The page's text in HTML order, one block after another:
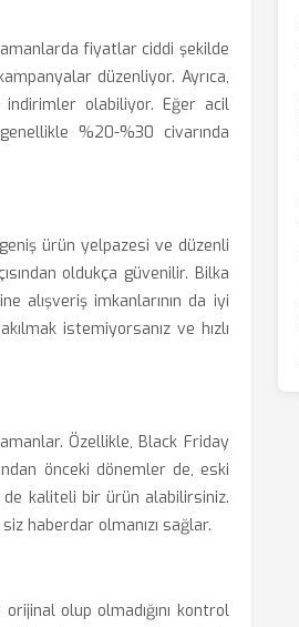
fiyatlar ciddi şekilde
düzenliyor. Ayrıca,
indirimler olabiliyor. Eğer acil
%20-%30 civarında
geniş ürün yelpazesi ve düzenli
oldukça güvenilir. Bilka
alışveriş imkanlarının da iyi
istemiyorsanız ve hızlı
Özellikle, Black Friday
önceki dönemler de, eski
kaliteli bir ürün alabilirsiniz.
haberdar olmanızı sağlar.
olup olmadığını kontrol